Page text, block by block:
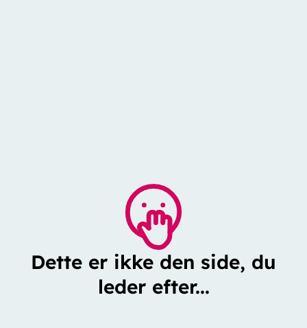
Dette er ikke den side, du
leder efter...